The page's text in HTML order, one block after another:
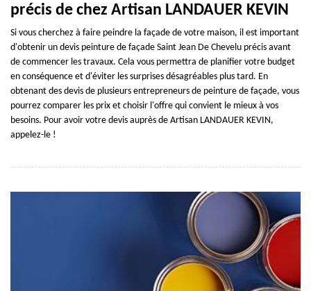
précis de chez Artisan LANDAUER KEVIN
Si vous cherchez à faire peindre la façade de votre maison, il est important
d'obtenir un devis peinture de façade Saint Jean De Chevelu précis avant
de commencer les travaux. Cela vous permettra de planifier votre budget
en conséquence et d'éviter les surprises désagréables plus tard. En
obtenant des devis de plusieurs entrepreneurs de peinture de façade, vous
pourrez comparer les prix et choisir l'offre qui convient le mieux à vos
besoins. Pour avoir votre devis auprès de Artisan LANDAUER KEVIN,
appelez-le !